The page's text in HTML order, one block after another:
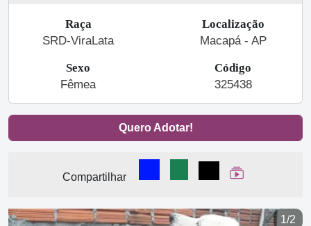
Raça
SRD-ViraLata
Localização
Macapá - AP
Sexo
Fêmea
Código
325438
Quero Adotar!
Compartilhar
Compartilhar no Facebook
Compartilhar no
Compartilhar
Ver Web Story
1/2